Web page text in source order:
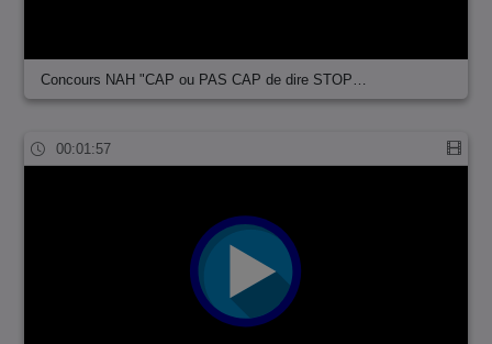
Concours NAH "CAP ou PAS CAP de dire STOP…
00:01:57